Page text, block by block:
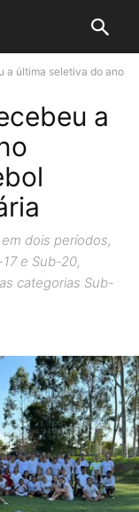
a última seletiva do ano
a
dois períodos,
e Sub-20,
categorias Sub-